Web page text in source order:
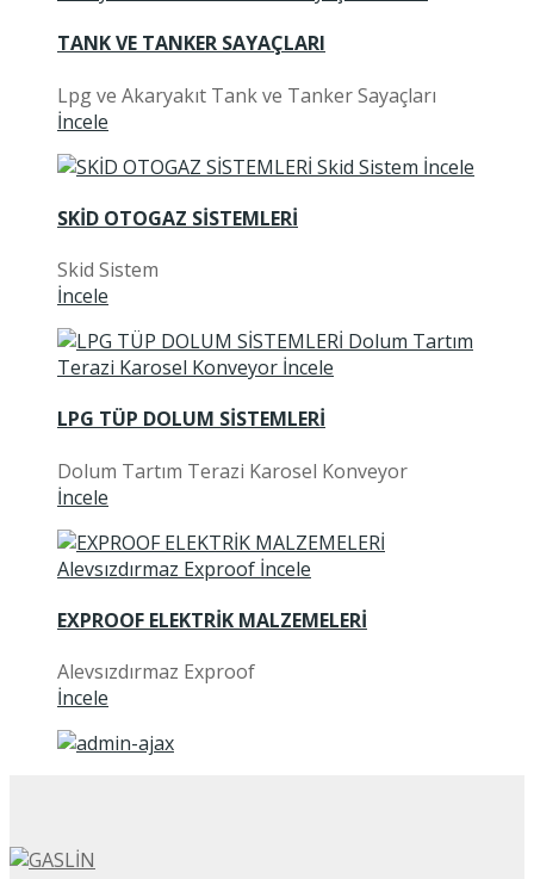
TANK VE TANKER SAYAÇLARI
Lpg ve Akaryakıt Tank ve Tanker Sayaçları
İncele
SKİD OTOGAZ SİSTEMLERİ
Skid Sistem
İncele
LPG TÜP DOLUM SİSTEMLERİ
Dolum Tartım Terazi Karosel Konveyor
İncele
EXPROOF ELEKTRİK MALZEMELERİ
Alevsızdırmaz Exproof
İncele